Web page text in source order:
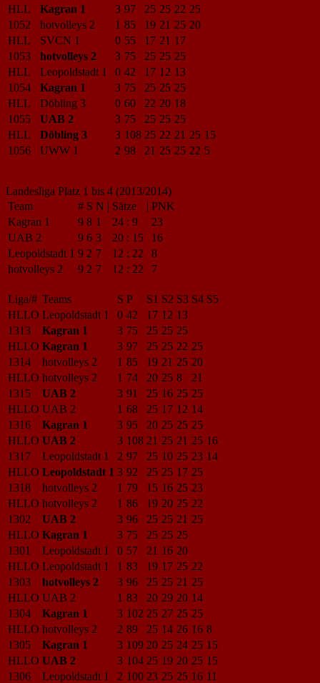
HLL
Kagran 1 3 97 25 25 22 25
1052
hotvolleys 2 1 85 19 21 25 20
HLL
SVCN 1 0 55 17 21 17
1053
hotvolleys 2 3 75 25 25 25
HLL
Leopoldstadt 1 0 42 17 12 13
1054
Kagran 1 3 75 25 25 25
HLL
Döbling 3 0 60 22 20 18
1055
UAB 2 3 75 25 25 25
HLL
Döbling 3 3 108 25 22 21 25 15
1056
UWW 1 2 98 21 25 25 22 5
Landesliga Platz 1 bis 4 (2013/2014)
Team
# S N | Sätze | PNK
Kagran 1
9 8 1 24 : 9
23
UAB 2
9 6 3 20 : 15
16
Leopoldstadt 1 9 2 7 12 : 22
8
hotvolleys 2
9 2 7 12 : 22 7
Liga/# Teams S P S1 S2 S3 S4 S5
HLLO Leopoldstadt 1 0 42 17 12 13
1313
Kagran 1 3 75 25 25 25
HLLO Kagran 1 3 97 25 25 22 25
1314
hotvolleys 2 1 85 19 21 25 20
HLLO hotvolleys 2 1 74 20 25 8
21
1315
UAB 2 3 91 25 16 25 25
HLLO UAB 2 1 68 25 17 12 14
1316
Kagran 1 3 95 20 25 25 25
HLLO UAB 2 3 108 21 25 21 25 16
1317
Leopoldstadt 1 2 97 25 10 25 23 14
HLLO Leopoldstadt 1 3 92 25 25 17 25
1318
hotvolleys 2 1 79 15 16 25 23
HLLO hotvolleys 2 1 86 19 20 25 22
1302
UAB 2 3 96 25 25 21 25
HLLO Kagran 1 3 75 25 25 25
1301
Leopoldstadt 1 0 57 21 16 20
HLLO Leopoldstadt 1 1 83 19 17 25 22
1303
hotvolleys 2 3 96 25 25 21 25
HLLO UAB 2 1 83 20 29 20 14
1304
Kagran 1 3 102 25 27 25 25
HLLO hotvolleys 2 2 89 25 14 26 16 8
1305
Kagran 1 3 109 20 25 24 25 15
HLLO UAB 2 3 104 25 19 20 25 15
1306
Leopoldstadt 1 2 100 23 25 25 16 11